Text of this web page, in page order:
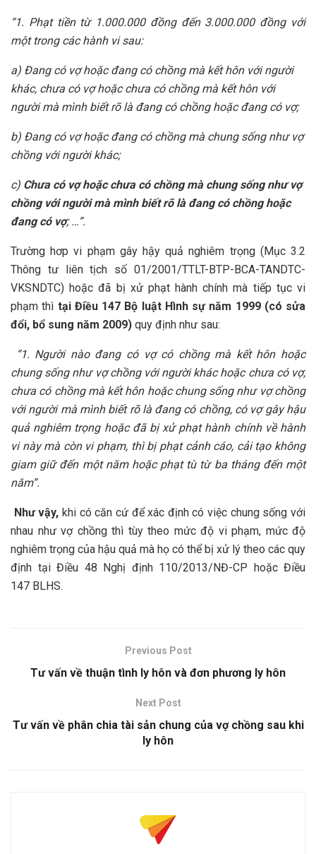
“1. Phạt tiền từ 1.000.000 đồng đến 3.000.000 đồng với
một trong các hành vi sau:
a) Đang có vợ hoặc đang có chồng mà kết hôn với người
khác, chưa có vợ hoặc chưa có chồng mà kết hôn với
người mà mình biết rõ là đang có chồng hoặc đang có vợ;
b) Đang có vợ hoặc đang có chồng mà chung sống như vợ
chồng với người khác;
c) Chưa có vợ hoặc chưa có chồng mà chung sống như vợ
chồng với người mà mình biết rõ là đang có chồng hoặc
đang có vợ; …”.
Trường hơp vi phạm gây hậy quả nghiêm trọng (Mục 3.2
Thông tư liên tịch số 01/2001/TTLT-BTP-BCA-TANDTC-
VKSNDTC) hoặc đã bị xử phạt hành chính mà tiếp tục vi
phạm thì tại Điều 147 Bộ luật Hình sự năm 1999 (có sửa
đổi, bổ sung năm 2009) quy định như sau:
“1. Người nào đang có vợ có chồng mà kết hôn hoặc
chung sống như vợ chồng với người khác hoặc chưa có vợ,
chưa có chồng mà kết hôn hoặc chung sống như vợ chồng
với người mà mình biết rõ là đang có chồng, có vợ gây hậu
quả nghiêm trọng hoặc đã bị xử phạt hành chính về hành
vi này mà còn vi phạm, thì bị phạt cảnh cáo, cải tạo không
giam giữ đến một năm hoặc phạt tù từ ba tháng đến một
năm”.
Như vậy, khi có căn cứ để xác định có việc chung sống với
nhau như vợ chồng thì tùy theo mức độ vi phạm, mức độ
nghiêm trọng của hậu quả mà họ có thể bị xử lý theo các quy
định tại Điều 48 Nghị định 110/2013/NĐ-CP hoặc Điều
147 BLHS.
Previous Post
Tư vấn về thuận tình ly hôn và đơn phương ly hôn
Next Post
Tư vấn về phân chia tài sản chung của vợ chồng sau khi
ly hôn